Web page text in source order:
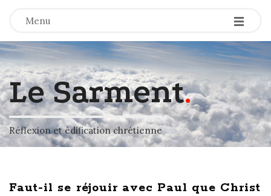
Menu -
-
-
Le Sarment.
Réflexion et édification chrétienne
Faut-il se réjouir avec Paul que Christ